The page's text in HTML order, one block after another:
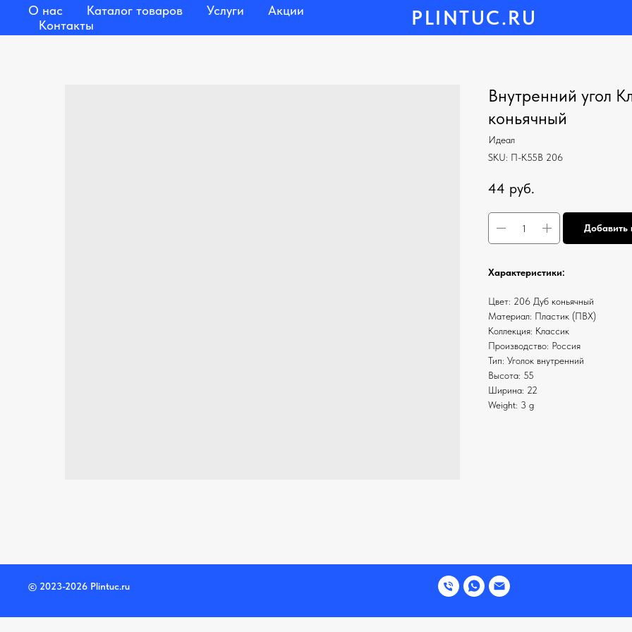
PLINTUC.RU
О нас Каталог товаров Услуги
Акции
Контакты
Внутренний угол
коньячный
Идеал
SKU: П-К55В 206
44 руб.
Добавить
Характеристики:
Цвет: 206 Дуб коньячный
Материал: Пластик (ПВХ)
Коллекция: Классик
Производство: Россия
Тип: Уголок внутренний
Высота: 55
Ширина: 22
Weight: 3 g
© 2023-2026 Plintuc.ru